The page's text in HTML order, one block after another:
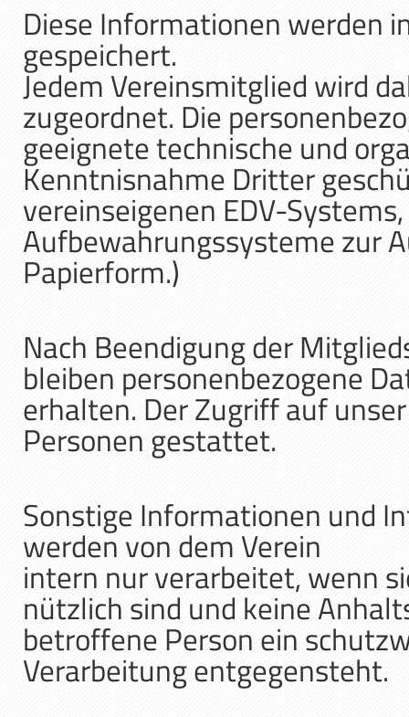
Diese Informationen werden
gespeichert.
Jedem Vereinsmitglied wird
zugeordnet. Die
geeignete technische und
Kenntnisnahme Dritter
vereinseigenen EDV-
Aufbewahrungssysteme zur
Papierform.)
Nach Beendigung der
bleiben personenbezogene
erhalten. Der Zugriff auf
Personen gestattet.
Sonstige Informationen und
werden von dem Verein
intern nur verarbeitet, wenn
nützlich sind und keine
betroffene Person ein
Verarbeitung entgegensteht.